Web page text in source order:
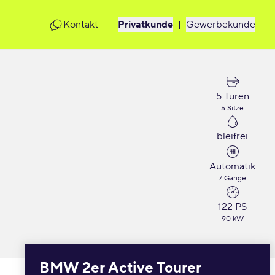
Kontakt Privatkunde | Gewerbekunde
5 Türen
5 Sitze
bleifrei
Automatik
7 Gänge
122 PS
90 kW
BMW 2er Active Tourer